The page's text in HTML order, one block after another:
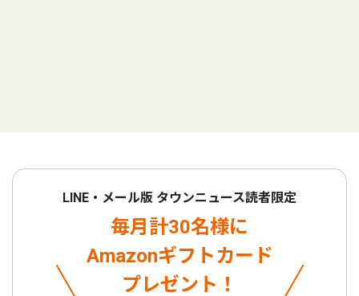
LINE・メール版 タウンニュース読者限定
毎月計30名様に
Amazonギフトカード
プレゼント！